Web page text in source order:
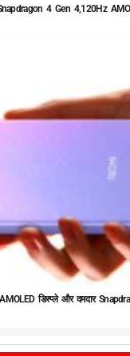
4 Gen 4,120Hz
डिस्प्ले और दमदार